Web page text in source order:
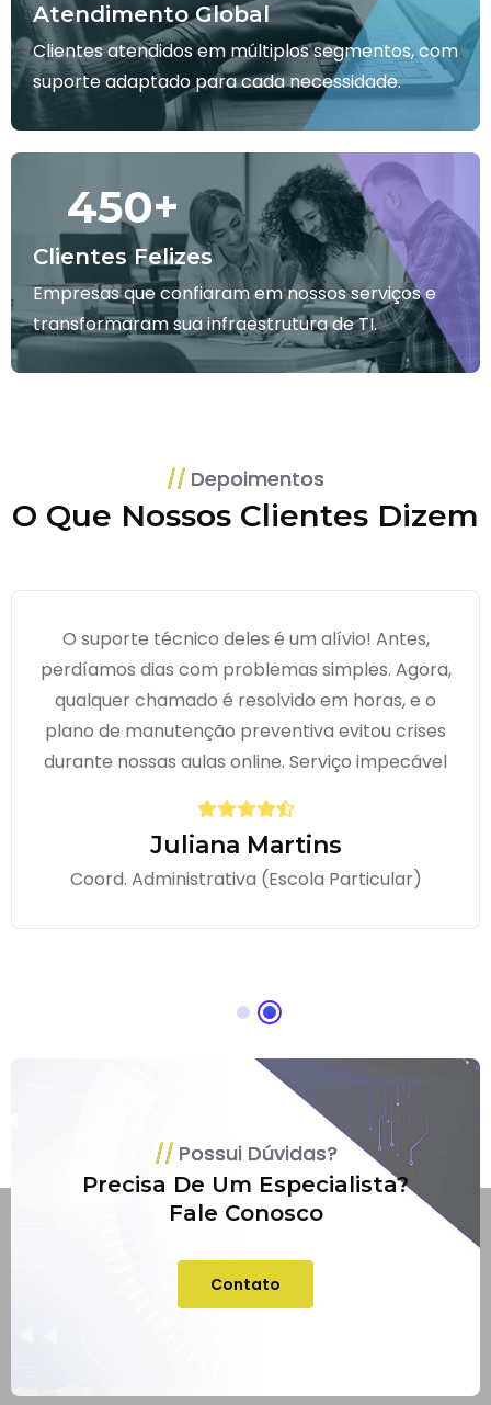
Atendimento Global
Clientes atendidos em múltiplos segmentos, com
suporte adaptado para cada necessidade.
Clientes Felizes
450+
Empresas que confiaram em nossos serviços e
transformaram sua infraestrutura de TI.
Depoimentos
O Que Nossos Clientes Dizem
O suporte técnico deles é um alívio! Antes,
perdíamos dias com problemas simples. Agora,
qualquer chamado é resolvido em horas, e o
plano de manutenção preventiva evitou crises
durante nossas aulas online. Serviço impecável
Juliana Martins
Coord. Administrativa (Escola Particular)
Possui Dúvidas?
Precisa De Um Especialista?
Fale Conosco
Contato